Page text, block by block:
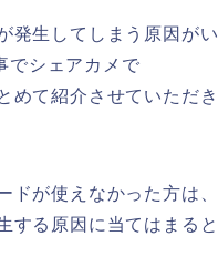
発生してしまう原因がい
でシェアカメで
めて紹介させていただき
が使えなかった方は、
する原因に当てはまると